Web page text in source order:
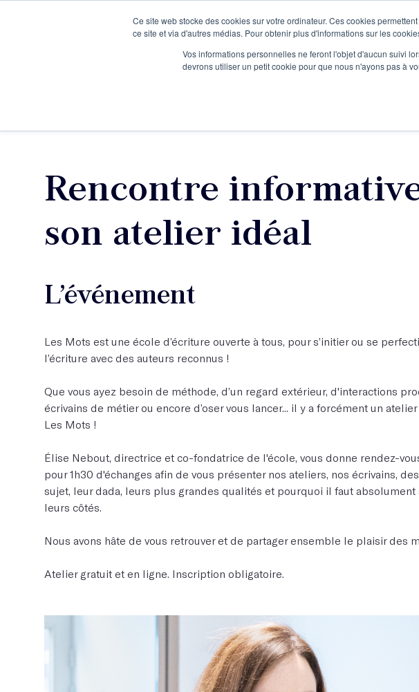
Ce site web stocke des cookies sur votre ordinateur. Ces cookies
ce site et via d'autres médias. Pour obtenir plus d'informations sur les
Vos informations personnelles ne feront l'objet d'aucun suivi
devrons utiliser un petit cookie pour que nous n'ayons pas à
Je participe à une session d’information Le podcast
Rencontre
son atelier idéal
L’événement
Les Mots est une école d’écriture ouverte à tous, pour s’initier ou se
l’écriture avec des auteurs reconnus !
Que vous ayez besoin de méthode, d’un regard extérieur, d'interactions
écrivains de métier ou encore d’oser vous lancer... il y a forcément un
Les Mots !
Élise Nebout, directrice et co-fondatrice de l'école, vous donne rendez-
pour 1h30 d'échanges afin de vous présenter nos ateliers, nos écrivains,
sujet, leur dada, leurs plus grandes qualités et pourquoi il faut absolument
leurs côtés.
Nous avons hâte de vous retrouver et de partager ensemble le plaisir des
Atelier gratuit et en ligne. Inscription obligatoire.